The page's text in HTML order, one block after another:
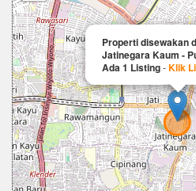
Properti disewakan
Jatinegara Kaum -
Ada 1 Listing-Klik